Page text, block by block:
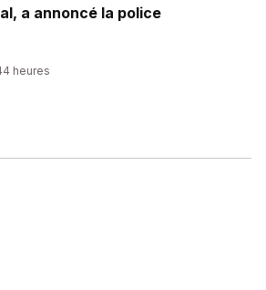
a annoncé la police
heures